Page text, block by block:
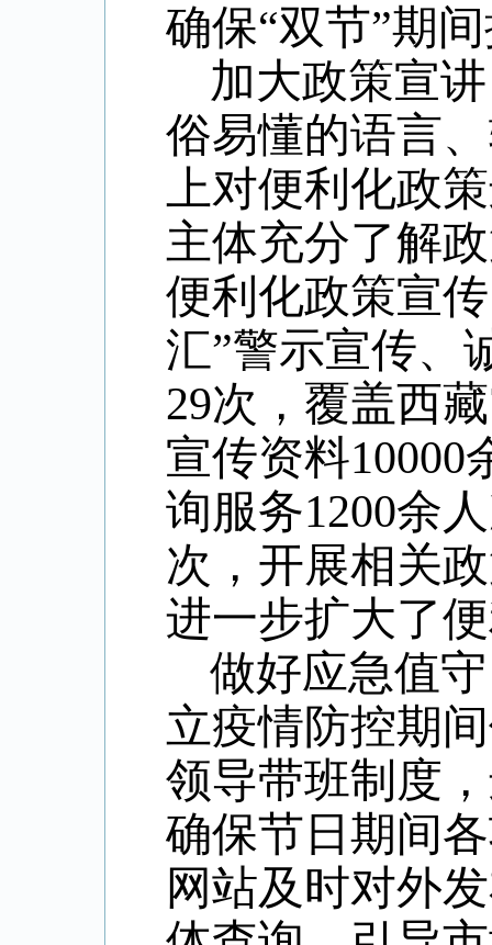
确保“双节”期
加大政策宣
俗易懂的语言
上对便利化政
主体充分了解
便利化政策宣
汇”警示宣传、
29次，覆盖西
宣传资料10000
询服务1200余
次，开展相关
进一步扩大了
做好应急值
立疫情防控期
领导带班制度
确保节日期间
网站及时对外